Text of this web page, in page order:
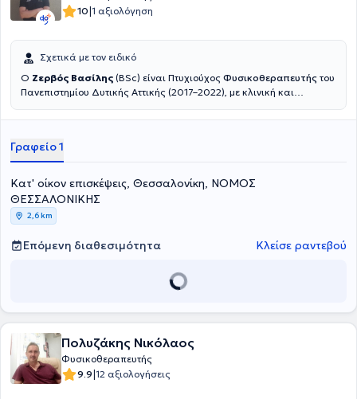
10|1 αξιολόγηση
Σχετικά με τον ειδικό
Ο Ζερβός Βασίλης (BSc) είναι Πτυχιούχος Φυσικοθεραπευτής του
Πανεπιστημίου Δυτικής Αττικής (2017–2022), με κλινική και
μυοσκελετικές παθήσεις έως νευρολογικές βλάβες και αθλητικές
φυσικοθεραπευτήρια, αθλητικές ομάδες και κέντρα
αποκατάστασης, καθώς και σε κατ’ οίκον θεραπείες. Εξειδικεύεται
στην αποκατάσταση μετεγχειρητικών περιστατικών,στη θεραπεία
μυοσκελετικών δυσλειτουργιών, στη νευρολογική αποκατάσταση,
και στην εφαρμογή θεραπευτικής & αθλητικής μάλαξης.Είναι
κάτοχος διπλώματος Manual Therapy (Hellenic OMT eDu,
Γραφείο 1
Κατ' οίκον επισκέψεις, Θεσσαλονίκη, ΝΟΜΟΣ
ΘΕΣΣΑΛΟΝΙΚΗΣ
2,6 km
Επόμενη διαθεσιμότητα Κλείσε ραντεβού
Πολυζάκης Νικόλαος
Φυσικοθεραπευτής
9.9|12 αξιολογήσεις